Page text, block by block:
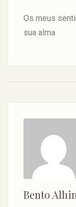
Os meus
sua alma
Bento